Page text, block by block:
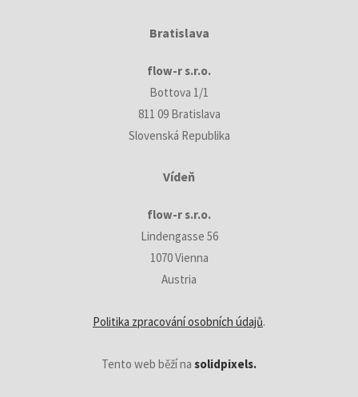
Bratislava
flow-r s.r.o.
Bottova 1/1
811 09 Bratislava
Slovenská Republika
Vídeň
flow-r s.r.o.
Lindengasse 56
1070 Vienna
Austria
Politika zpracování osobních údajů.
Tento web běží na solidpixels.